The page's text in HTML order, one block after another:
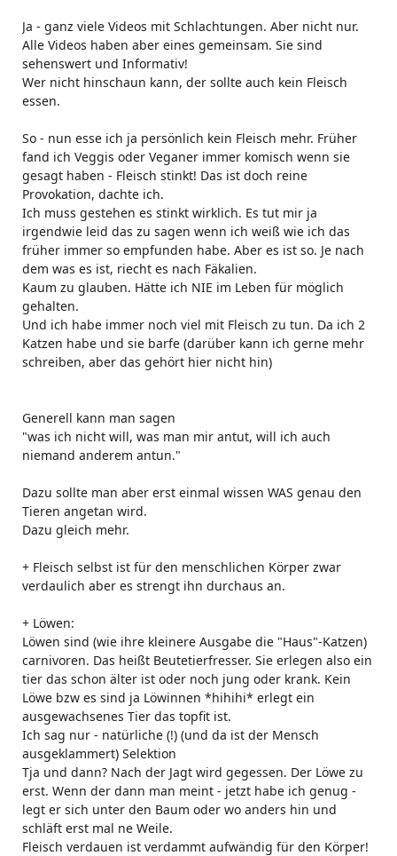
Ja - ganz viele Videos mit Schlachtungen. Aber nicht nur.
Alle Videos haben aber eines gemeinsam. Sie sind
sehenswert und Informativ!
Wer nicht hinschaun kann, der sollte auch kein Fleisch
essen.
So - nun esse ich ja persönlich kein Fleisch mehr. Früher
fand ich Veggis oder Veganer immer komisch wenn sie
gesagt haben - Fleisch stinkt! Das ist doch reine
Provokation, dachte ich.
Ich muss gestehen es stinkt wirklich. Es tut mir ja
irgendwie leid das zu sagen wenn ich weiß wie ich das
früher immer so empfunden habe. Aber es ist so. Je nach
dem was es ist, riecht es nach Fäkalien.
Kaum zu glauben. Hätte ich NIE im Leben für möglich
gehalten.
Und ich habe immer noch viel mit Fleisch zu tun. Da ich 2
Katzen habe und sie barfe (darüber kann ich gerne mehr
schreiben, aber das gehört hier nicht hin)
Generell kann man sagen
"was ich nicht will, was man mir antut, will ich auch
niemand anderem antun."
Dazu sollte man aber erst einmal wissen WAS genau den
Tieren angetan wird.
Dazu gleich mehr.
+ Fleisch selbst ist für den menschlichen Körper zwar
verdaulich aber es strengt ihn durchaus an.
+ Löwen:
Löwen sind (wie ihre kleinere Ausgabe die "Haus"-Katzen)
carnivoren. Das heißt Beutetierfresser. Sie erlegen also ein
tier das schon älter ist oder noch jung oder krank. Kein
Löwe bzw es sind ja Löwinnen *hihihi* erlegt ein
ausgewachsenes Tier das topfit ist.
Ich sag nur - natürliche (!) (und da ist der Mensch
ausgeklammert) Selektion
Tja und dann? Nach der Jagt wird gegessen. Der Löwe zu
erst. Wenn der dann man meint - jetzt habe ich genug -
legt er sich unter den Baum oder wo anders hin und
schläft erst mal ne Weile.
Fleisch verdauen ist verdammt aufwändig für den Körper!